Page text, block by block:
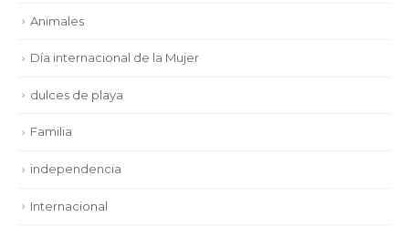
Animales
Día internacional de la Mujer
dulces de playa
Familia
independencia
Internacional